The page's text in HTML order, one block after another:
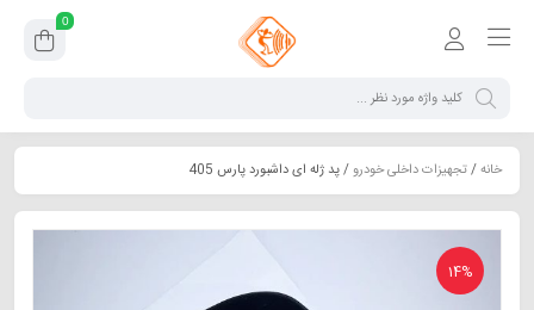
0
خانه/تجهیزات داخلی خودرو/ پد ژله ای داشبورد پارس 405
14%